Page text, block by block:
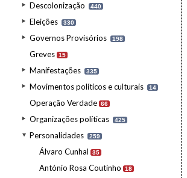
Descolonização 440
Eleições 330
Governos Provisórios 198
Greves 15
Manifestações 335
Movimentos políticos e culturais 14
Operação Verdade 66
Organizações políticas 425
Personalidades 259
Álvaro Cunhal 35
António Rosa Coutinho 18